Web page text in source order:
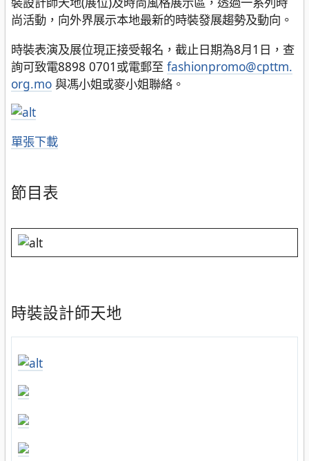
尚活動，向外界展示本地最新的時裝發展趨勢及動向。
時裝表演及展位現正接受報名，截止日期為8月1日，查
詢可致電8898 0701或電郵至 fashionpromo@cpttm.
org.mo 與馮小姐或麥小姐聯絡。
單張下載
節目表
時裝設計師天地